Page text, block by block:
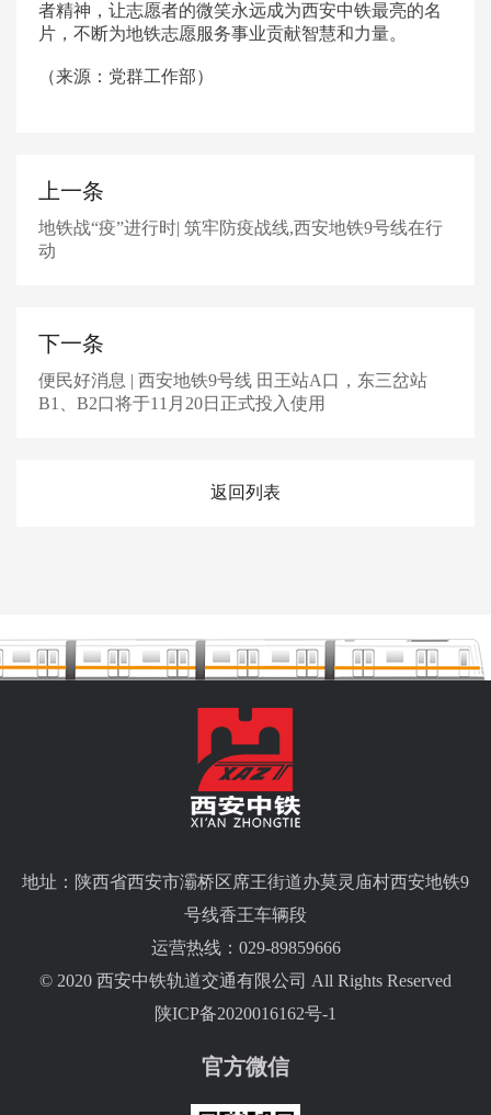
者精神，让志愿者的微笑永远成为西安中铁最亮的名
片，不断为地铁志愿服务事业贡献智慧和力量。
（来源：党群工作部）
上一条
地铁战“疫”进行时| 筑牢防疫战线,西安地铁9号线在行
动
下一条
便民好消息 | 西安地铁9号线 田王站A口，东三岔站
B1、B2口将于11月20日正式投入使用
返回列表
地址：陕西省西安市灞桥区席王街道办莫灵庙村西安地铁9
号线香王车辆段
运营热线：029-89859666
陕ICP备2020016162号-1
© 2020 西安中铁轨道交通有限公司 All Rights Reserved
官方微信